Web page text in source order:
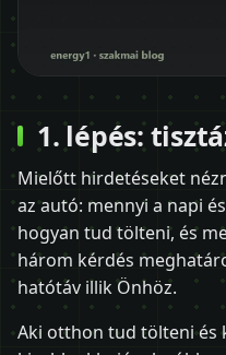
1. lépés:
Mielőtt hirdetéseket
az autó: mennyi a napi
hogyan tud tölteni, és
három kérdés
hatótáv illik Önhöz.
Aki otthon tud tölteni és